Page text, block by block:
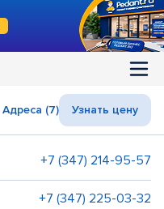
Адреса (7) Узнать цену
+7 (347) 214-95-57
+7 (347) 225-03-32